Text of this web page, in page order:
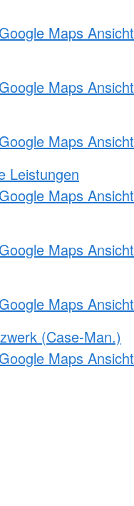
Maps Ansicht
Maps Ansicht
Maps Ansicht
Leistungen
Maps Ansicht
Maps Ansicht
Maps Ansicht
(Case-Man.)
Maps Ansicht